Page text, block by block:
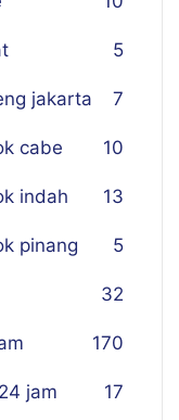
5
jakarta 7
cabe 10
indah 13
pinang 5
32
170
jam 17